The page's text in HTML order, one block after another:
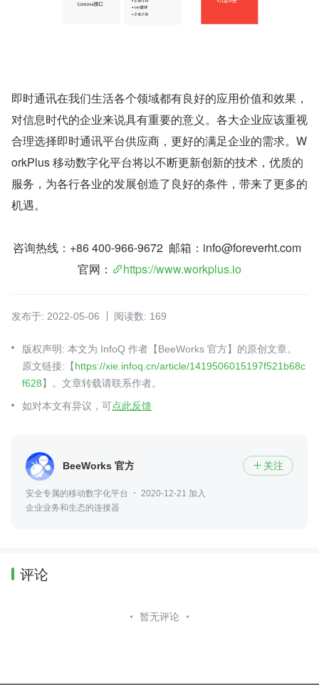
即时通讯在我们生活各个领域都有良好的应用价值和效果，
对信息时代的企业来说具有重要的意义。各大企业应该重视
合理选择即时通讯平台供应商，更好的满足企业的需求。W
orkPlus 移动数字化平台将以不断更新创新的技术，优质的
服务，为各行各业的发展创造了良好的条件，带来了更多的
机遇。
咨询热线：+86 400-966-9672  邮箱：info@foreverht.com
官网：
https://www.workplus.io
发布于: 2022-05-06 阅读数: 169
版权声明: 本文为 InfoQ 作者【BeeWorks 官方】的原创文章。
原文链接:【https://xie.infoq.cn/article/1419506015197f521b68c
f628】。文章转载请联系作者。
如对本文有异议，可点此反馈
BeeWorks 官方  关注
安全专属的移动数字化平台
2020-12-21 加入
企业业务和生态的连接器
评论
暂无评论